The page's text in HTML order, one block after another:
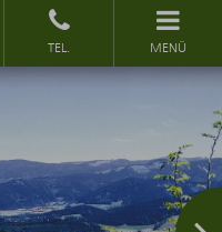
MENÜ